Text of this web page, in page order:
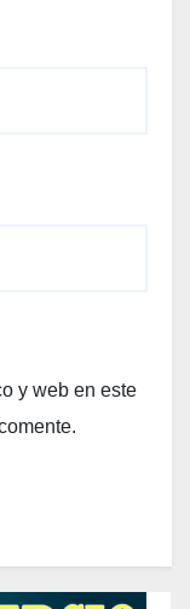
y web en este